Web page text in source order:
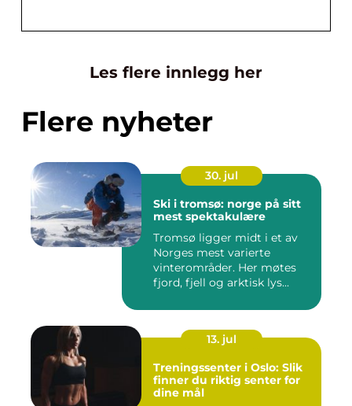
Les flere innlegg her
Flere nyheter
30. jul
Ski i tromsø: norge på sitt
mest spektakulære
Tromsø ligger midt i et av
Norges mest varierte
vinterområder. Her møtes
fjord, fjell og arktisk lys...
13. jul
Treningssenter i Oslo: Slik
finner du riktig senter for
dine mål